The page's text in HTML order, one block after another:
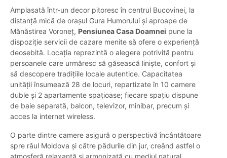
Amplasată într-un decor pitoresc în centrul Bucovinei, la
distanță mică de orașul Gura Humorului și aproape de
Mănăstirea Voroneț, Pensiunea Casa Doamnei pune la
dispoziție servicii de cazare menite să ofere o experiență
deosebită. Locația reprezintă o alegere potrivită pentru
persoanele care urmăresc să găsească liniște, confort și
să descopere tradițiile locale autentice. Capacitatea
unității însumează 28 de locuri, repartizate în 10 camere
duble și 2 apartamente spațioase; fiecare spațiu dispune
de baie separată, balcon, televizor, minibar, precum și
acces la internet wireless.
O parte dintre camere asigură o perspectivă încântătoare
spre râul Moldova și către pădurile din jur, creând astfel o
atmosferă relaxantă și armonizată cu mediul natural.